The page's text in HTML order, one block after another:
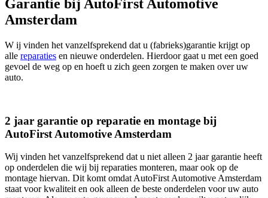
Garantie bij AutoFirst Automotive
Amsterdam
W ij vinden het vanzelfsprekend dat u (fabrieks)garantie krijgt op
alle reparaties en nieuwe onderdelen. Hierdoor gaat u met een goed
gevoel de weg op en hoeft u zich geen zorgen te maken over uw
auto.
2 jaar garantie op reparatie en montage bij
AutoFirst Automotive Amsterdam
Wij vinden het vanzelfsprekend dat u niet alleen 2 jaar garantie heeft
op onderdelen die wij bij reparaties monteren, maar ook op de
montage hiervan. Dit komt omdat AutoFirst Automotive Amsterdam
staat voor kwaliteit en ook alleen de beste onderdelen voor uw auto